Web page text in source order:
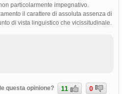
particolarmente impegnativo.
il carattere di assoluta assenza di
di vista linguistico che vicissitudinale.
questa opinione? 11 0